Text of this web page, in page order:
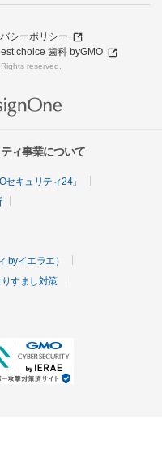
シーポリシー
choice 歯科 byGMO
reserved.
ィ事業について
キュリティ24」
byイエラエ）
すまし対策